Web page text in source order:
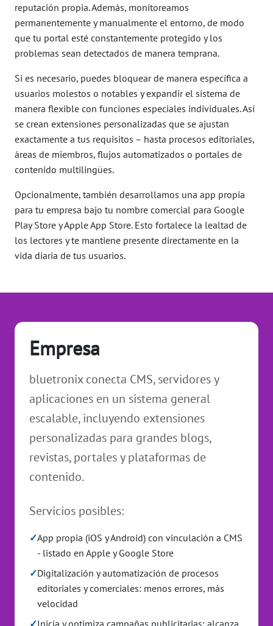
reputación propia. Además, monitoreamos
permanentemente y manualmente el entorno, de modo
que tu portal esté constantemente protegido y los
problemas sean detectados de manera temprana.
Si es necesario, puedes bloquear de manera específica a
usuarios molestos o notables y expandir el sistema de
manera flexible con funciones especiales individuales. Así
se crean extensiones personalizadas que se ajustan
exactamente a tus requisitos – hasta procesos editoriales,
áreas de miembros, flujos automatizados o portales de
contenido multilingües.
Opcionalmente, también desarrollamos una app propia
para tu empresa bajo tu nombre comercial para Google
Play Store y Apple App Store. Esto fortalece la lealtad de
los lectores y te mantiene presente directamente en la
vida diaria de tus usuarios.
Empresa
bluetronix conecta CMS, servidores y
aplicaciones en un sistema general
escalable, incluyendo extensiones
personalizadas para grandes blogs,
revistas, portales y plataformas de
contenido.
Servicios posibles:
✓App propia (iOS y Android) con vinculación a CMS
- listado en Apple y Google Store
✓Digitalización y automatización de procesos
editoriales y comerciales: menos errores, más
velocidad
✓Inicia y optimiza campañas publicitarias: alcanza